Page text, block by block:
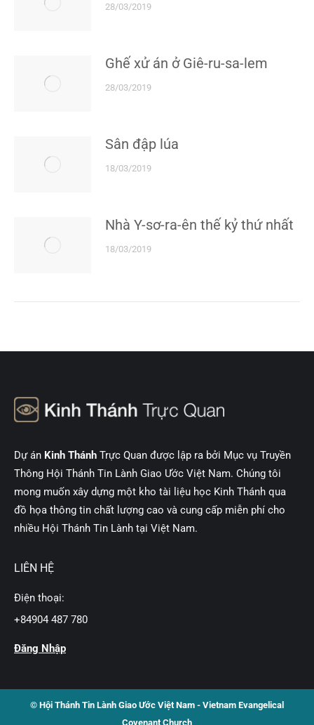
28/03/2019
Ghế xử án ở Giê-ru-sa-lem
28/03/2019
Sân đập lúa
18/03/2019
Nhà Y-sơ-ra-ên thế kỷ thứ nhất
18/03/2019
Dự án Kinh Thánh Trực Quan được lập ra bởi Mục vụ Truyền
Thông Hội Thánh Tin Lành Giao Ước Việt Nam. Chúng tôi
mong muốn xây dựng một kho tài liệu học Kinh Thánh qua
đồ họa thông tin chất lượng cao và cung cấp miễn phí cho
nhiều Hội Thánh Tin Lành tại Việt Nam.
LIÊN HỆ
Điện thoại:
+84904 487 780
Đăng Nhập
© Hội Thánh Tin Lành Giao Ước Việt Nam - Vietnam Evangelical
Covenant Church